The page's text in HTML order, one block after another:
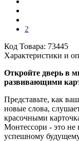
2
Код Товара: 73445
Характеристики и
Откройте дверь в
развивающими
Представьте, как
новые слова,
красочными
Монтессори - это не
успешному